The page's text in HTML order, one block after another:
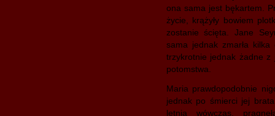
ona sama jest bękartem.
życie, krążyły bowiem
zostanie ścięta. Jane
sama jednak zmarła
trzykrotnie jednak żadne z
potomstwa.
Maria prawdopodobnie
jednak po śmierci jej
letnia wówczas,